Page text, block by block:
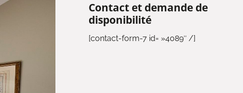
Contact et demande de
disponibilité
[contact-form-7 id= »4089″ /]